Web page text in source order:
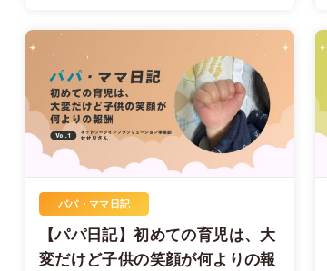
パパ・ママ日記
【パパ日記】初めての育児は、大
変だけど子供の笑顔が何よりの報